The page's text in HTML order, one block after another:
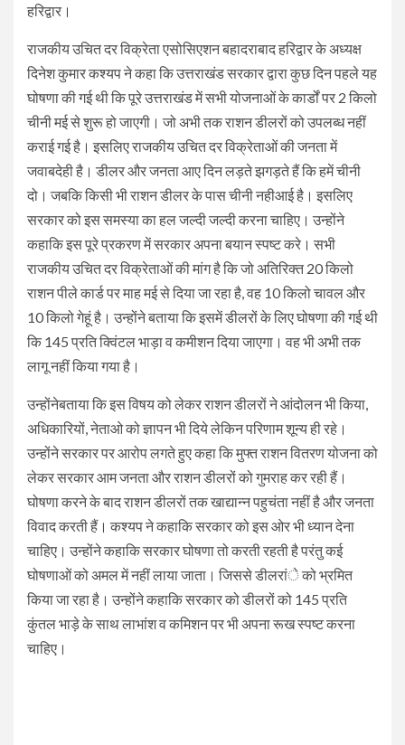
हरिद्वार।
राजकीय उचित दर विक्रेता एसोसिएशन बहादराबाद हरिद्वार के अध्यक्ष
दिनेश कुमार कश्यप ने कहा कि उत्तराखंड सरकार द्वारा कुछ दिन पहले यह
घोषणा की गई थी कि पूरे उत्तराखंड में सभी योजनाओं के कार्डों पर 2 किलो
चीनी मई से शुरू हो जाएगी। जो अभी तक राशन डीलरों को उपलब्ध नहीं
कराई गई है। इसलिए राजकीय उचित दर विक्रेताओं की जनता में
जवाबदेही है। डीलर और जनता आए दिन लड़ते झगड़ते हैं कि हमें चीनी
दो। जबकि किसी भी राशन डीलर के पास चीनी नहीआई है। इसलिए
सरकार को इस समस्या का हल जल्दी जल्दी करना चाहिए। उन्होंने
कहाकि इस पूरे प्रकरण में सरकार अपना बयान स्पष्ट करे। सभी
राजकीय उचित दर विक्रेताओं की मांग है कि जो अतिरिक्त 20 किलो
राशन पीले कार्ड पर माह मई से दिया जा रहा है, वह 10 किलो चावल और
10 किलो गेहूं है। उन्होंने बताया कि इसमें डीलरों के लिए घोषणा की गई थी
कि 145 प्रति क्विंटल भाड़ा व कमीशन दिया जाएगा। वह भी अभी तक
लागू नहीं किया गया है।
उन्होंनेबताया कि इस विषय को लेकर राशन डीलरों ने आंदोलन भी किया,
अधिकारियों, नेताओ को ज्ञापन भी दिये लेकिन परिणाम शून्य ही रहे।
उन्होंने सरकार पर आरोप लगते हुए कहा कि मुफ्त राशन वितरण योजना को
लेकर सरकार आम जनता और राशन डीलरों को गुमराह कर रही हैं।
घोषणा करने के बाद राशन डीलरों तक खाद्यान्न पहुचंता नहीं है और जनता
विवाद करती हैं। कश्यप ने कहाकि सरकार को इस ओर भी ध्यान देना
चाहिए। उन्होंने कहाकि सरकार घोषणा तो करती रहती है परंतु कई
घोषणाओं को अमल में नहीं लाया जाता। जिससे डीलरांे को भ्रमित
किया जा रहा है। उन्होंने कहाकि सरकार को डीलरों को 145 प्रति
कुंतल भाड़े के साथ लाभांश व कमिशन पर भी अपना रूख स्पष्ट करना
चाहिए।